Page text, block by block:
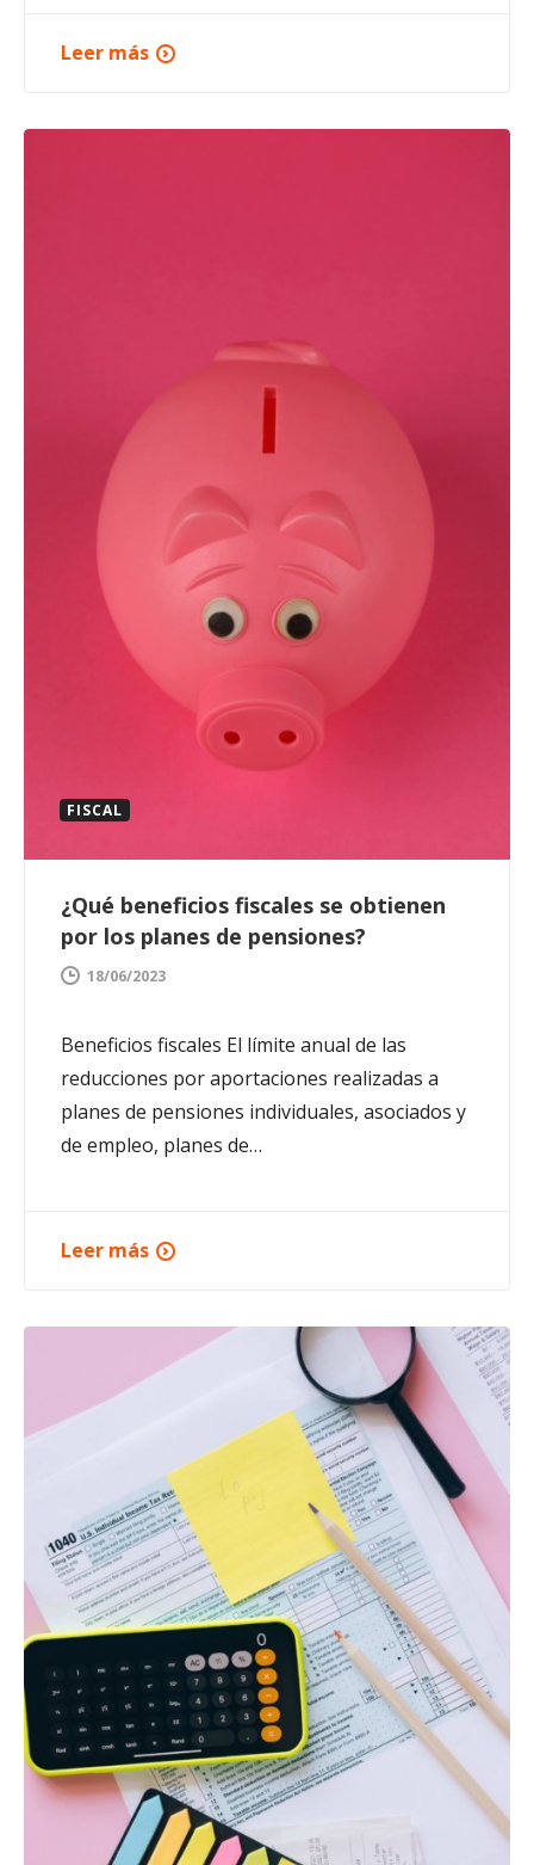
Leer más
FISCAL
¿Qué beneficios fiscales se obtienen
por los planes de pensiones?
18/06/2023
Beneficios fiscales El límite anual de las
reducciones por aportaciones realizadas a
planes de pensiones individuales, asociados y
de empleo, planes de…
Leer más